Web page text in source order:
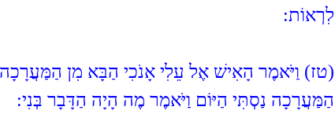
לִרְאוֹת:
(טז) וַיֹּאמֶר הָאִישׁ אֶל עֵלִי אָנֹכִי הַבָּא מִן הַמַּעֲרָכָה
הַמַּעֲרָכָה נַסְתִּי הַיּוֹם וַיֹּאמֶר מֶה הָיָה הַדָּבָר בְּנִי: